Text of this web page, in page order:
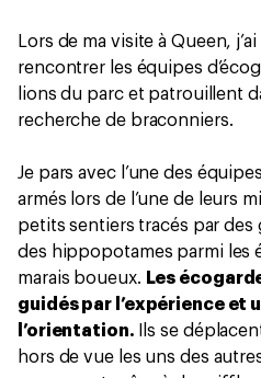
Lors de ma visite à Queen,
rencontrer les équipes
lions du parc et patrouillent
recherche de braconniers.
Je pars avec l’une des
armés lors de l’une de leurs
petits sentiers tracés par
des hippopotames parmi les
marais boueux. Les
guidés par l’expérience et
l’orientation.
Ils se
hors de vue les uns des